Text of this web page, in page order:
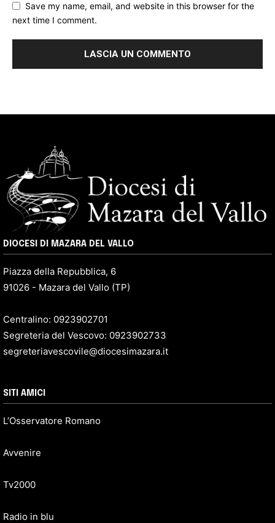
Save my name, email, and website in this browser for the
next time I comment.
DIOCESI DI MAZARA DEL VALLO
Piazza della Repubblica, 6
91026 - Mazara del Vallo (TP)
Centralino: 0923902701
Segreteria del Vescovo: 0923902733
segreteriavescovile@diocesimazara.it
SITI AMICI
L’Osservatore Romano
Avvenire
Tv2000
Radio in blu